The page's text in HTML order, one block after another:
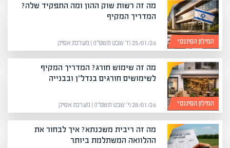
המילון הפיננסי
מה זה רשות שוק ההון ומה התפקיד שלה?
המדריך המקיף
25/01/26 (ז׳ שבט תשפ״ו) | מערכת אפיק
המילון הפיננסי
מה זה שימוש חורג? המדריך המקיף
לשימושים חורגים בנדל"ן ובבנייה
28/01/26 (י׳ שבט תשפ״ו) | מערכת אפיק
מה זה ריבית משכנתא? איך לבחור את
ההלוואה המשתלמת ביותר